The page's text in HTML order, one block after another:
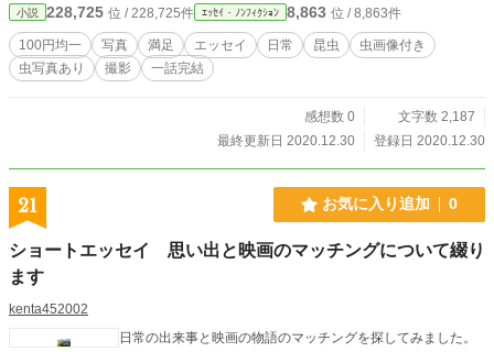
小説 228,725 位 / 228,725件 ｴｯｾｲ・ﾉﾝﾌｨｸｼｮﾝ 8,863 位 / 8,863件
100円均一 写真 満足 エッセイ 日常 昆虫
虫画像付き
虫写真あり
撮影 一話完結
感想数 0
文字数 2,187
最終更新日 2020.12.30
登録日 2020.12.30
21 お気に入り追加 0
ショートエッセイ 思い出と映画のマッチングについて綴り
ます
kenta452002
日常の出来事と映画の物語のマッチングを探してみました。